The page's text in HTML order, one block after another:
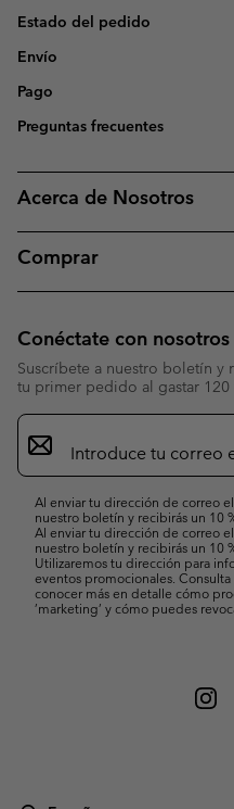
Estado del pedido
Envío
Pago
Preguntas frecuentes
Acerca de Nosotros
Comprar
Conéctate con nosotros
Suscríbete a nuestro boletín y
tu primer pedido al gastar
Suscripción
de
correo
Al enviar tu dirección de correo
nuestro boletín y recibirás un 10
Al enviar tu dirección de correo
nuestro boletín y recibirás un 10
Utilizaremos tu dirección para
eventos promocionales. Consulta
conocer más en detalle cómo
’marketing’ y cómo puedes